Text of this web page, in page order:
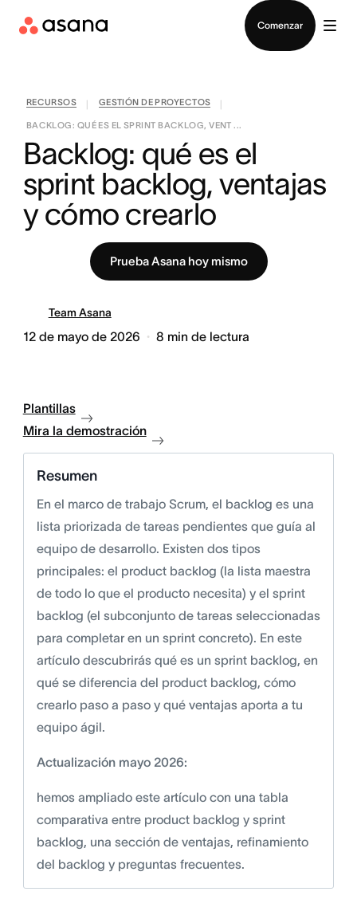
Comenzar
RECURSOS GESTIÓN DE PROYECTOS
BACKLOG: QUÉ ES EL SPRINT BACKLOG, VENT ...
Backlog: qué es el
sprint backlog, ventajas
y cómo crearlo
Prueba Asana hoy mismo
Team Asana
12 de mayo de 2026 8 min de lectura
Plantillas
Mira la demostración
Resumen
En el marco de trabajo Scrum, el backlog es una
lista priorizada de tareas pendientes que guía al
equipo de desarrollo. Existen dos tipos
principales: el product backlog (la lista maestra
de todo lo que el producto necesita) y el sprint
backlog (el subconjunto de tareas seleccionadas
para completar en un sprint concreto). En este
artículo descubrirás qué es un sprint backlog, en
qué se diferencia del product backlog, cómo
crearlo paso a paso y qué ventajas aporta a tu
equipo ágil.
Actualización mayo 2026:
hemos ampliado este artículo con una tabla
comparativa entre product backlog y sprint
backlog, una sección de ventajas, refinamiento
del backlog y preguntas frecuentes.